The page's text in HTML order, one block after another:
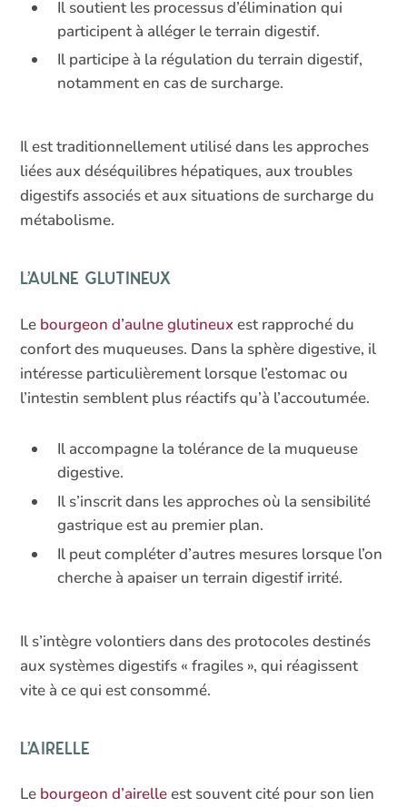
Il soutient les processus d’élimination qui
participent à alléger le terrain digestif.
Il participe à la régulation du terrain digestif,
notamment en cas de surcharge.
Il est traditionnellement utilisé dans les approches
liées aux déséquilibres hépatiques, aux troubles
digestifs associés et aux situations de surcharge du
métabolisme.
L’aulne glutineux
Le bourgeon d’aulne glutineuxest rapproché du
confort des muqueuses. Dans la sphère digestive, il
intéresse particulièrement lorsque l’estomac ou
l’intestin semblent plus réactifs qu’à l’accoutumée.
Il accompagne la tolérance de la muqueuse
digestive.
Il s’inscrit dans les approches où la sensibilité
gastrique est au premier plan.
Il peut compléter d’autres mesures lorsque l’on
cherche à apaiser un terrain digestif irrité.
Il s’intègre volontiers dans des protocoles destinés
aux systèmes digestifs « fragiles », qui réagissent
vite à ce qui est consommé.
L’airelle
Le bourgeon d’airelleest souvent cité pour son lien